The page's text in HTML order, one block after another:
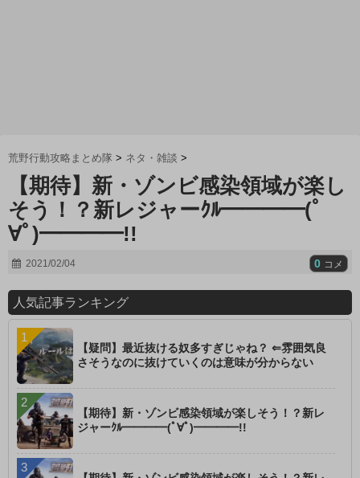
荒野行動攻略まとめ隊 > ネタ・雑談 >
【期待】新・ゾンビ感染領域が楽し
そう！？新レジャーｸﾙ━━━━(ﾟ
∀ﾟ)━━━━!!
2021/02/04 0 コメ
人気記事ランキング
【疑問】最近抜ける奴多すぎじゃね？ ⇐雰囲気良
さそうなのに抜けていくのは意味が分からない
【期待】新・ゾンビ感染領域が楽しそう！？新レ
ジャーｸﾙ━━━━(ﾟ∀ﾟ)━━━━!!